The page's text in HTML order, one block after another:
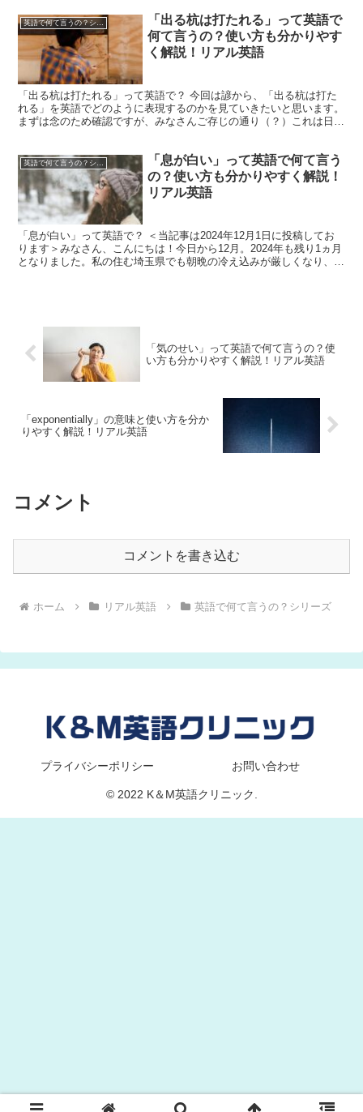
英語で何て言うの？シリーズ
「出る杭は打たれる」って英語で
何て言うの？使い方も分かりやす
く解説！リアル英語
「出る杭は打たれる」って英語で？ 今回は諺から、「出る杭は打た
れる」を英語でどのように表現するのかを見ていきたいと思います。
まずは念のため確認ですが、みなさんご存じの通り（？）これは日本
「息が白い」って英語で何て言う
の？使い方も分かりやすく解説！
リアル英語
「息が白い」って英語で？ ＜当記事は2024年12月1日に投稿してお
ります＞みなさん、こんにちは！今日から12月。2024年も残り1ヵ月
となりました。私の住む埼玉県でも朝晩の冷え込みが厳しくなり、息
「気のせい」って英語で何て言うの？使
い方も分かりやすく解説！リアル英語
「exponentially」の意味と使い方を分か
りやすく解説！リアル英語
コメント
コメントを書き込む
ホーム リアル英語 英語で何て言うの？シリーズ
プライバシーポリシー お問い合わせ
© 2022 K＆M英語クリニック.